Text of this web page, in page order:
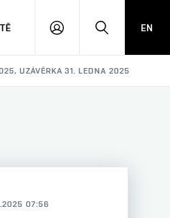
PŘIHLÁSITHLEDAT
EN
UZÁVĚRKA 31. LEDNA 2025
07:56